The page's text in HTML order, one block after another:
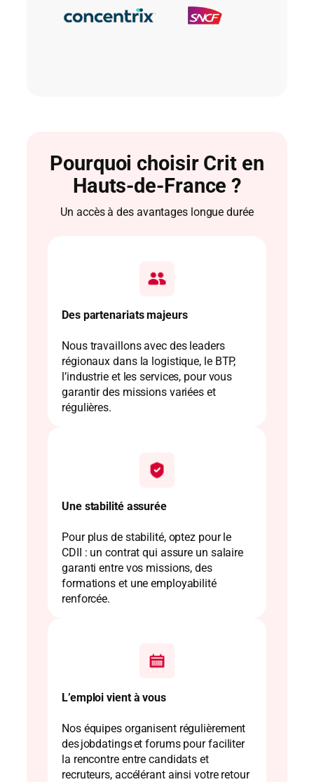
Pourquoi choisir Crit en
Hauts-de-France ?
Un accès à des avantages longue durée
Des partenariats majeurs
Nous travaillons avec des leaders
régionaux dans la logistique, le BTP,
l’industrie et les services, pour vous
garantir des missions variées et
régulières.
Une stabilité assurée
Pour plus de stabilité, optez pour le
CDII : un contrat qui assure un salaire
garanti entre vos missions, des
formations et une employabilité
renforcée.
L’emploi vient à vous
Nos équipes organisent régulièrement
des jobdatings et forums pour faciliter
la rencontre entre candidats et
recruteurs, accélérant ainsi votre retour